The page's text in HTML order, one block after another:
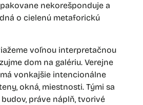
nekorešponduje a
o cielenú metaforickú
voľnou interpretačnou
dom na galériu. Verejne
vonkajšie intencionálne
okná, miestnosti. Tými sa
práve náplň, tvorivé